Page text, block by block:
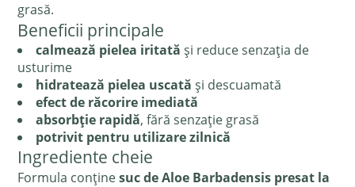
grasă.
Beneficii principale
calmează pielea iritată și reduce senzația de
usturime
hidratează pielea uscată și descuamată
efect de răcorire imediată
absorbție rapidă, fără senzație grasă
potrivit pentru utilizare zilnică
Ingrediente cheie
Formula conținesuc de Aloe Barbadensis presat la